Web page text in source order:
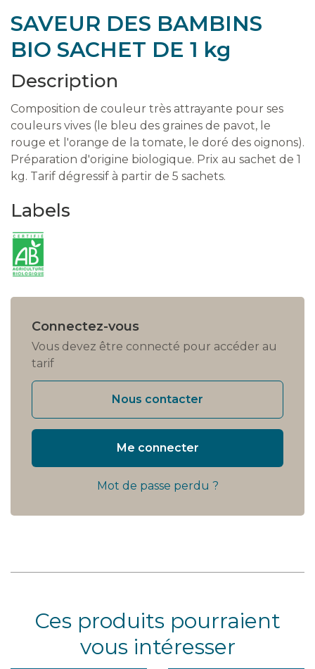
SAVEUR DES BAMBINS
BIO SACHET DE 1 kg
Description
Composition de couleur très attrayante pour ses
couleurs vives (le bleu des graines de pavot, le
rouge et l'orange de la tomate, le doré des oignons).
Préparation d'origine biologique. Prix au sachet de 1
kg. Tarif dégressif à partir de 5 sachets.
Labels
Connectez-vous
Vous devez être connecté pour accéder au
tarif
Nous contacter
Me connecter
Mot de passe perdu ?
Ces produits pourraient
vous intéresser